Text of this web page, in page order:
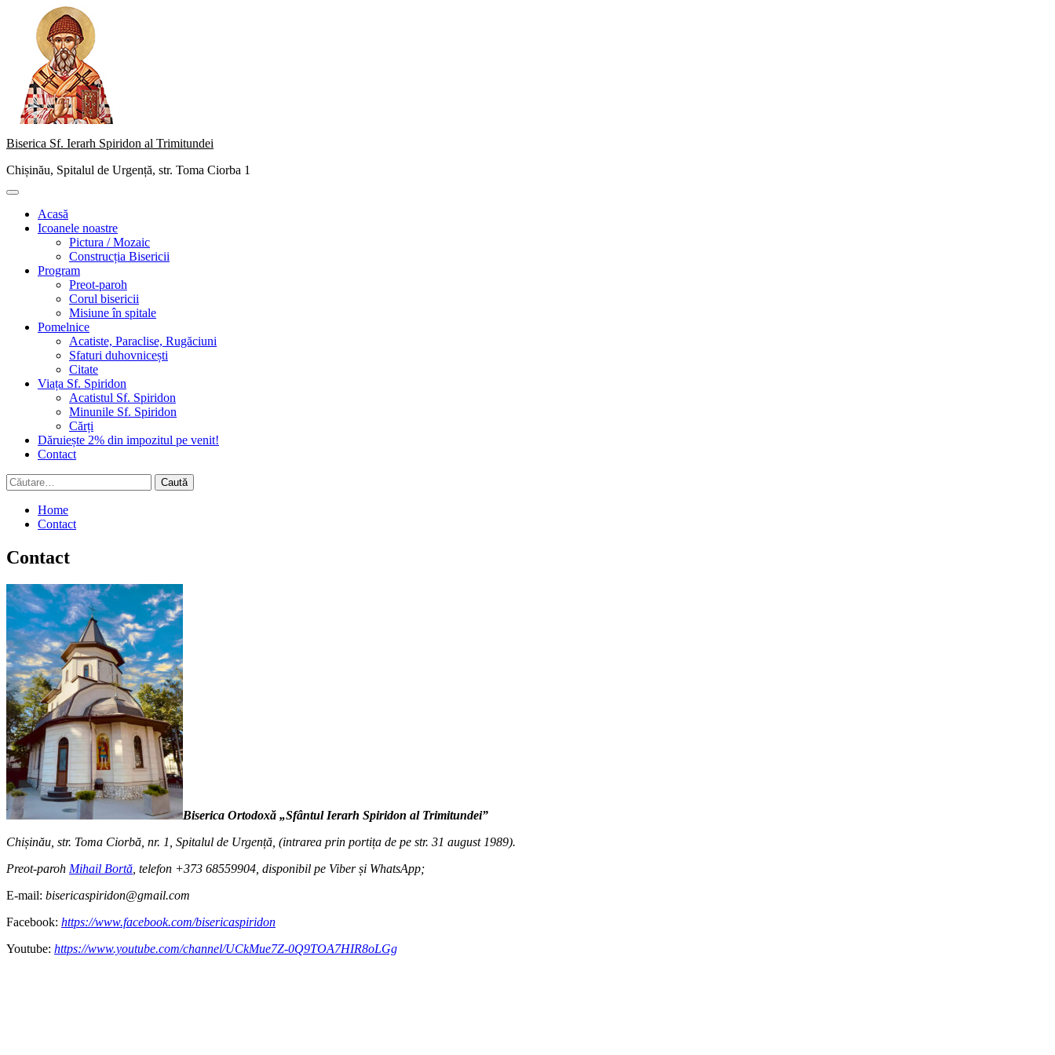
content
Biserica Sf. Ierarh Spiridon al Trimitundei
Chișinău, Spitalul de Urgență, str. Toma Ciorba 1
Primary
Acasă
Icoanele noastre
Pictura / Mozaic
Construcția Bisericii
Program
Preot-paroh
Corul bisericii
Misiune în spitale
Pomelnice
Acatiste, Paraclise, Rugăciuni
Sfaturi duhovnicești
Citate
Viața Sf. Spiridon
Acatistul Sf. Spiridon
Minunile Sf. Spiridon
Cărți
Dăruiește 2% din impozitul pe venit!
Contact
Caută
după:
Home
Contact
Contact
Biserica Ortodoxă „Sfântul Ierarh Spiridon al Trimitundei”
Chișinău, str. Toma Ciorbă, nr. 1, Spitalul de Urgență, (intrarea prin portița de pe str. 31 august 1989).
Preot-paroh Mihail Bortă , telefon +373 68559904, disponibil pe Viber și WhatsApp;
E-mail: bisericaspiridon@gmail.com
Facebook: https://www.facebook.com/bisericaspiridon
Youtube: https://www.youtube.com/channel/UCkMue7Z-0Q9TOA7HIR8oLGg